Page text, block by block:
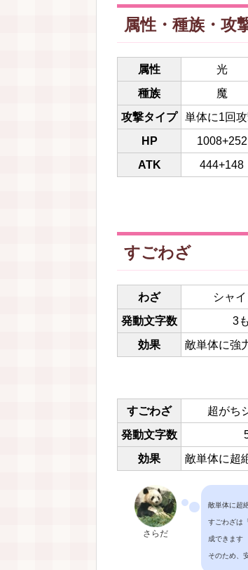
属性・種族・攻
属性
光
種族
魔
攻撃タイプ
単体に1回
HP
1008+252
ATK
444+148
すごわざ
わざ
シャ
発動文字数
3
効果
敵単体に強
すごわざ
超がち
発動文字数
効果
敵単体に超
さらだ
敵単体に超
すごわざは
成できます
そのため、